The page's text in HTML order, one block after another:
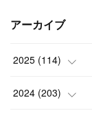
アーカイブ
2025 (114)
(1)
2024 (203)